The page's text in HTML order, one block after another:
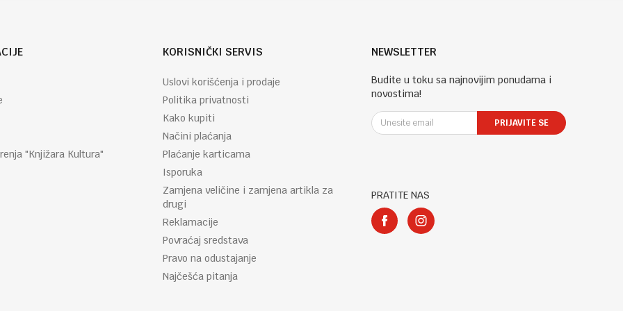
"Knjižara Kultura"
KORISNIČKI SERVIS
Uslovi korišćenja i prodaje
Politika privatnosti
Kako kupiti
Načini plaćanja
Plaćanje karticama
Isporuka
Zamjena veličine i zamjena artikla za
drugi
Reklamacije
Povraćaj sredstava
Pravo na odustajanje
Najčešća pitanja
NEWSLETTER
Budite u toku sa najnovijim ponudama i
novostima!
PRIJAVITE SE
PRATITE NAS